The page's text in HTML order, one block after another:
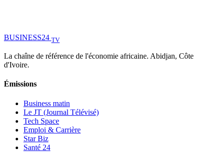
BUSINESS24 TV
La chaîne de référence de l'économie africaine. Abidjan, Côte
d'Ivoire.
Émissions
Business matin
Le JT (Journal Télévisé)
Tech Space
Emploi & Carrière
Star Biz
Santé 24